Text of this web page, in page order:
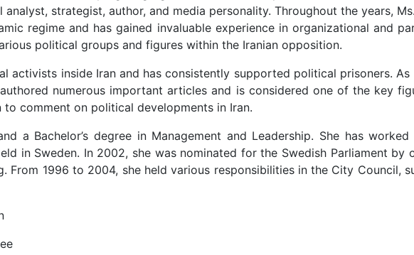
strategist, author, and media personality. Throughout the years,
regime and has gained invaluable experience in organizational and
political groups and figures within the Iranian opposition.
activists inside Iran and has consistently supported political prisoners.
numerous important articles and is considered one of the key
comment on political developments in Iran.
a Bachelor’s degree in Management and Leadership. She has
in Sweden. In 2002, she was nominated for the Swedish Parliament
1996 to 2004, she held various responsibilities in the City Council,